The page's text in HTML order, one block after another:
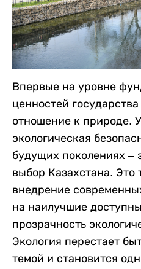
Впервые на уровне
ценностей
отношение к природе.
экологическая
будущих поколениях –
выбор Казахстана. Это
внедрение
на наилучшие
прозрачность
Экология перестает
темой и становится